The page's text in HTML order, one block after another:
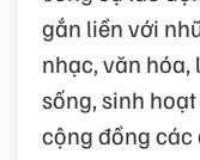
gắn liền với
nhạc, văn hóa,
sống, sinh
cộng đồng các